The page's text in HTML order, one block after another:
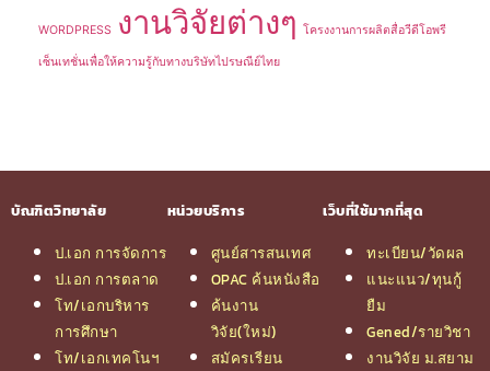
WORDPRESS งานวิจัยต่างๆ โครงงานการผลิตสื่อวีดีโอพรี
เซ็นเทชั่นเพื่อให้ความรู้กับทางบริษัทไปรษณีย์ไทย
บัณฑิตวิทยาลัย
ป.เอก การจัดการ
ป.เอก การตลาด
โท/เอกบริหาร
การศึกษา
โท/เอกเทคโนฯ
หน่วยบริการ
ศูนย์สารสนเทศ
OPAC ค้นหนังสือ
ค้นงาน
วิจัย(ใหม่)
สมัครเรียน
เว็บที่ใช้มากที่สุด
ทะเบียน/วัดผล
แนะแนว/ทุนกู้
ยืม
Gened/รายวิชา
งานวิจัย ม.สยาม